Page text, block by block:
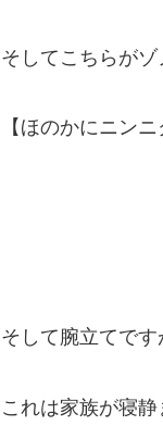
そしてこちらがゾ
【ほのかにニン
そして腕立てです
これは家族が寝